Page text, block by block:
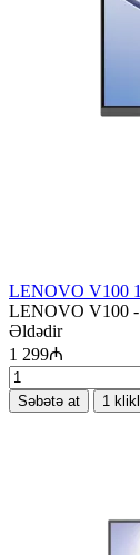
LENOVO V100
LENOVO V100 -
Əldədir
1 299₼
Səbətə at 1